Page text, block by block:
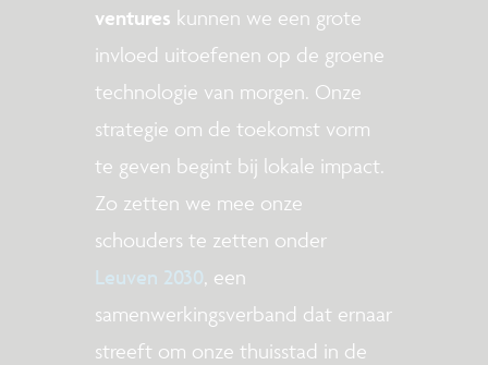
ventures kunnen we een grote
invloed uitoefenen op de groene
technologie van morgen. Onze
strategie om de toekomst vorm
te geven begint bij lokale impact.
Zo zetten we mee onze
schouders te zetten onder
Leuven 2030, een
samenwerkingsverband dat ernaar
streeft om onze thuisstad in de